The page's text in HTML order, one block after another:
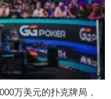
万美元的扑克牌局，